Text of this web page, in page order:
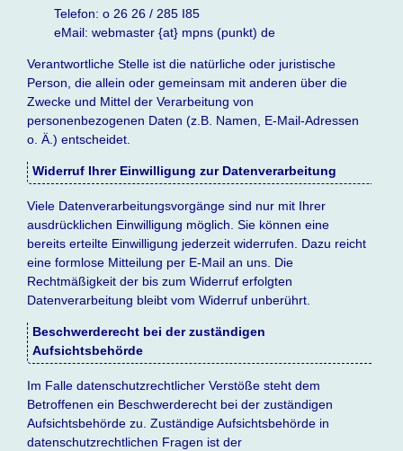
Telefon: o 26 26 / 285 I85
eMail: webmaster {at} mpns (punkt) de
Verantwortliche Stelle ist die natürliche oder juristische
Person, die allein oder gemeinsam mit anderen über die
Zwecke und Mittel der Verarbeitung von
personenbezogenen Daten (z.B. Namen, E-Mail-Adressen
o. Ä.) entscheidet.
Widerruf Ihrer Einwilligung zur Datenverarbeitung
Viele Datenverarbeitungsvorgänge sind nur mit Ihrer
ausdrücklichen Einwilligung möglich. Sie können eine
bereits erteilte Einwilligung jederzeit widerrufen. Dazu reicht
eine formlose Mitteilung per E-Mail an uns. Die
Rechtmäßigkeit der bis zum Widerruf erfolgten
Datenverarbeitung bleibt vom Widerruf unberührt.
Beschwerderecht bei der zuständigen
Aufsichtsbehörde
Im Falle datenschutzrechtlicher Verstöße steht dem
Betroffenen ein Beschwerderecht bei der zuständigen
Aufsichtsbehörde zu. Zuständige Aufsichtsbehörde in
datenschutzrechtlichen Fragen ist der